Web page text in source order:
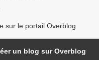
sur le portail Overblog
un blog sur Overblog